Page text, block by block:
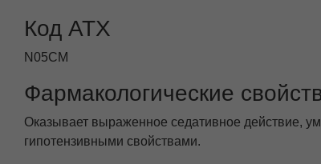
Код АТХ
N05CM
Фармакологические
Оказывает выраженное седативное действие,
гипотензивными свойствами.